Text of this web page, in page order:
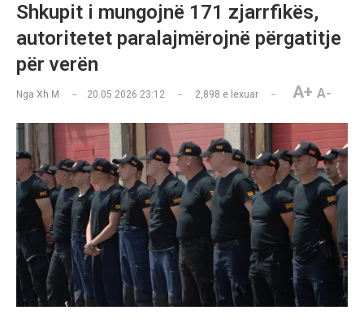
Shkupit i mungojnë 171 zjarrfikës,
autoritetet paralajmërojnë përgatitje
për verën
Nga Xh M 20.05.2026 23:12 2,898 e lexuar A+ A-